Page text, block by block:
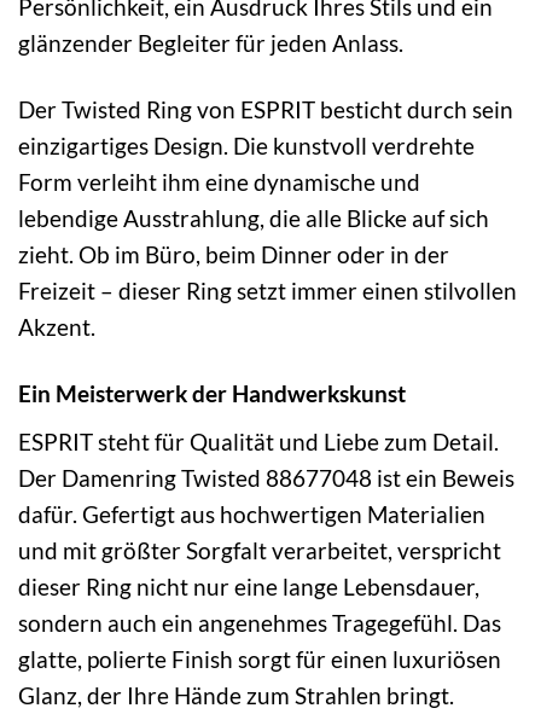
Persönlichkeit, ein Ausdruck Ihres Stils und ein
glänzender Begleiter für jeden Anlass.
Der Twisted Ring von ESPRIT besticht durch sein
einzigartiges Design. Die kunstvoll verdrehte
Form verleiht ihm eine dynamische und
lebendige Ausstrahlung, die alle Blicke auf sich
zieht. Ob im Büro, beim Dinner oder in der
Freizeit – dieser Ring setzt immer einen stilvollen
Akzent.
Ein Meisterwerk der Handwerkskunst
ESPRIT steht für Qualität und Liebe zum Detail.
Der Damenring Twisted 88677048 ist ein Beweis
dafür. Gefertigt aus hochwertigen Materialien
und mit größter Sorgfalt verarbeitet, verspricht
dieser Ring nicht nur eine lange Lebensdauer,
sondern auch ein angenehmes Tragegefühl. Das
glatte, polierte Finish sorgt für einen luxuriösen
Glanz, der Ihre Hände zum Strahlen bringt.